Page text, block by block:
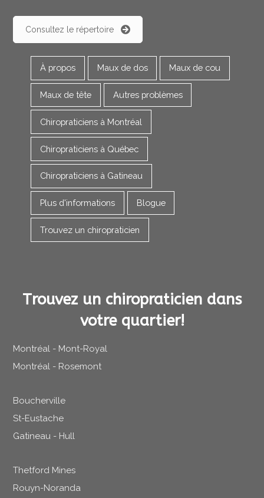
Consultez le répertoire
À propos Maux de dos Maux de cou
Maux de tête Autres problèmes
Chiropraticiens à Montréal
Chiropraticiens à Québec
Chiropraticiens à Gatineau
Plus d'informations Blogue
Trouvez un chiropraticien
Trouvez un chiropraticien dans
votre quartier!
Montréal - Mont-Royal
Montréal - Rosemont
Boucherville
St-Eustache
Gatineau - Hull
Thetford Mines
Rouyn-Noranda